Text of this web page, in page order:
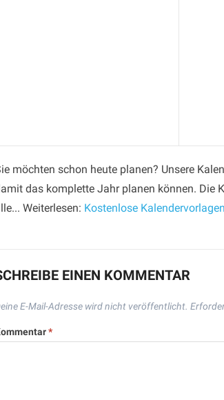
möchten schon heute planen? Unsere
das komplette Jahr planen können. Die
Weiterlesen: Kostenlose
EINEN KOMMENTAR
E-Mail-Adresse wird nicht veröffentlicht.
*